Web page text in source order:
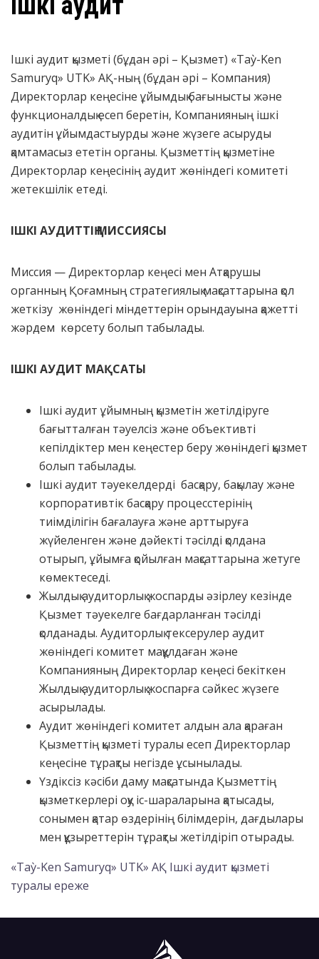
Ішкі аудит қызметі (бұдан әрі – Қызмет) «Taỳ-Ken
Samuryq» UTK» АҚ-ның (бұдан әрі – Компания)
Директорлар кеңесіне ұйымдық бағынысты және
функционалдық есеп беретін, Компанияның ішкі
аудитін ұйымдастыурды және жүзеге асыруды
қамтамасыз ететін органы. Қызметтің қызметіне
Директорлар кеңесінің аудит жөніндегі комитеті
жетекшілік етеді.
ІШКІ АУДИТТІҢ МИССИЯСЫ
Миссия — Директорлар кеңесі мен Атқарушы
органның Қоғамның стратегиялық мақсаттарына қол
жеткізу жөніндегі міндеттерін орындауына қажетті
жәрдем көрсету болып табылады.
ІШКІ АУДИТ МАҚСАТЫ
Ішкі аудит ұйымның қызметін жетілдіруге
бағытталған тәуелсіз және объективті
кепілдіктер мен кеңестер беру жөніндегі қызмет
болып табылады.
Ішкі аудит тәуекелдерді басқару, бақылау және
корпоративтік басқару процесстерінің
тиімділігін бағалауға және арттыруға
жүйеленген және дәйекті тәсілді қолдана
отырып, ұйымға қойылған мақсаттарына жетуге
көмектеседі.
Жылдық аудиторлық жоспарды әзірлеу кезінде
Қызмет тәуекелге бағдарланған тәсілді
қолданады. Аудиторлық тексерулер аудит
жөніндегі комитет мақұлдаған және
Компанияның Директорлар кеңесі бекіткен
Жылдық аудиторлық жоспарға сәйкес жүзеге
асырылады.
Аудит жөніндегі комитет алдын ала қараған
Қызметтің қызметі туралы есеп Директорлар
кеңесіне тұрақты негізде ұсынылады.
Үздіксіз кәсіби даму мақсатында Қызметтің
қызметкерлері оқу іс-шараларына қатысады,
сонымен қатар өздерінің білімдерін, дағдылары
мен құзыреттерін тұрақты жетілдіріп отырады.
«Taỳ-Ken Samuryq» UTK» АҚ Ішкі аудит қызметі
туралы ереже